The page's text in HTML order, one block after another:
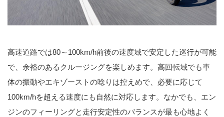
高速道路では80～100km/h前後の速度域で安定した巡行が可能
で、余裕のあるクルージングを楽しめます。高回転域でも車
体の振動やエキゾーストの唸りは控えめで、必要に応じて
100km/hを超える速度にも自然に対応します。なかでも、エン
ジンのフィーリングと走行安定性のバランスが最も心地よく